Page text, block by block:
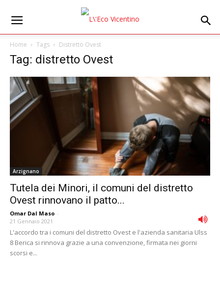
Home Tags Distretto Ovest
Tag: distretto Ovest
Arzignano
Tutela dei Minori, il comuni del distretto
Ovest rinnovano il patto...
Omar Dal Maso -
21 Gennaio 2021
L'accordo tra i comuni del distretto Ovest e l'azienda sanitaria Ulss
8 Berica si rinnova grazie a una convenzione, firmata nei giorni
scorsi e...